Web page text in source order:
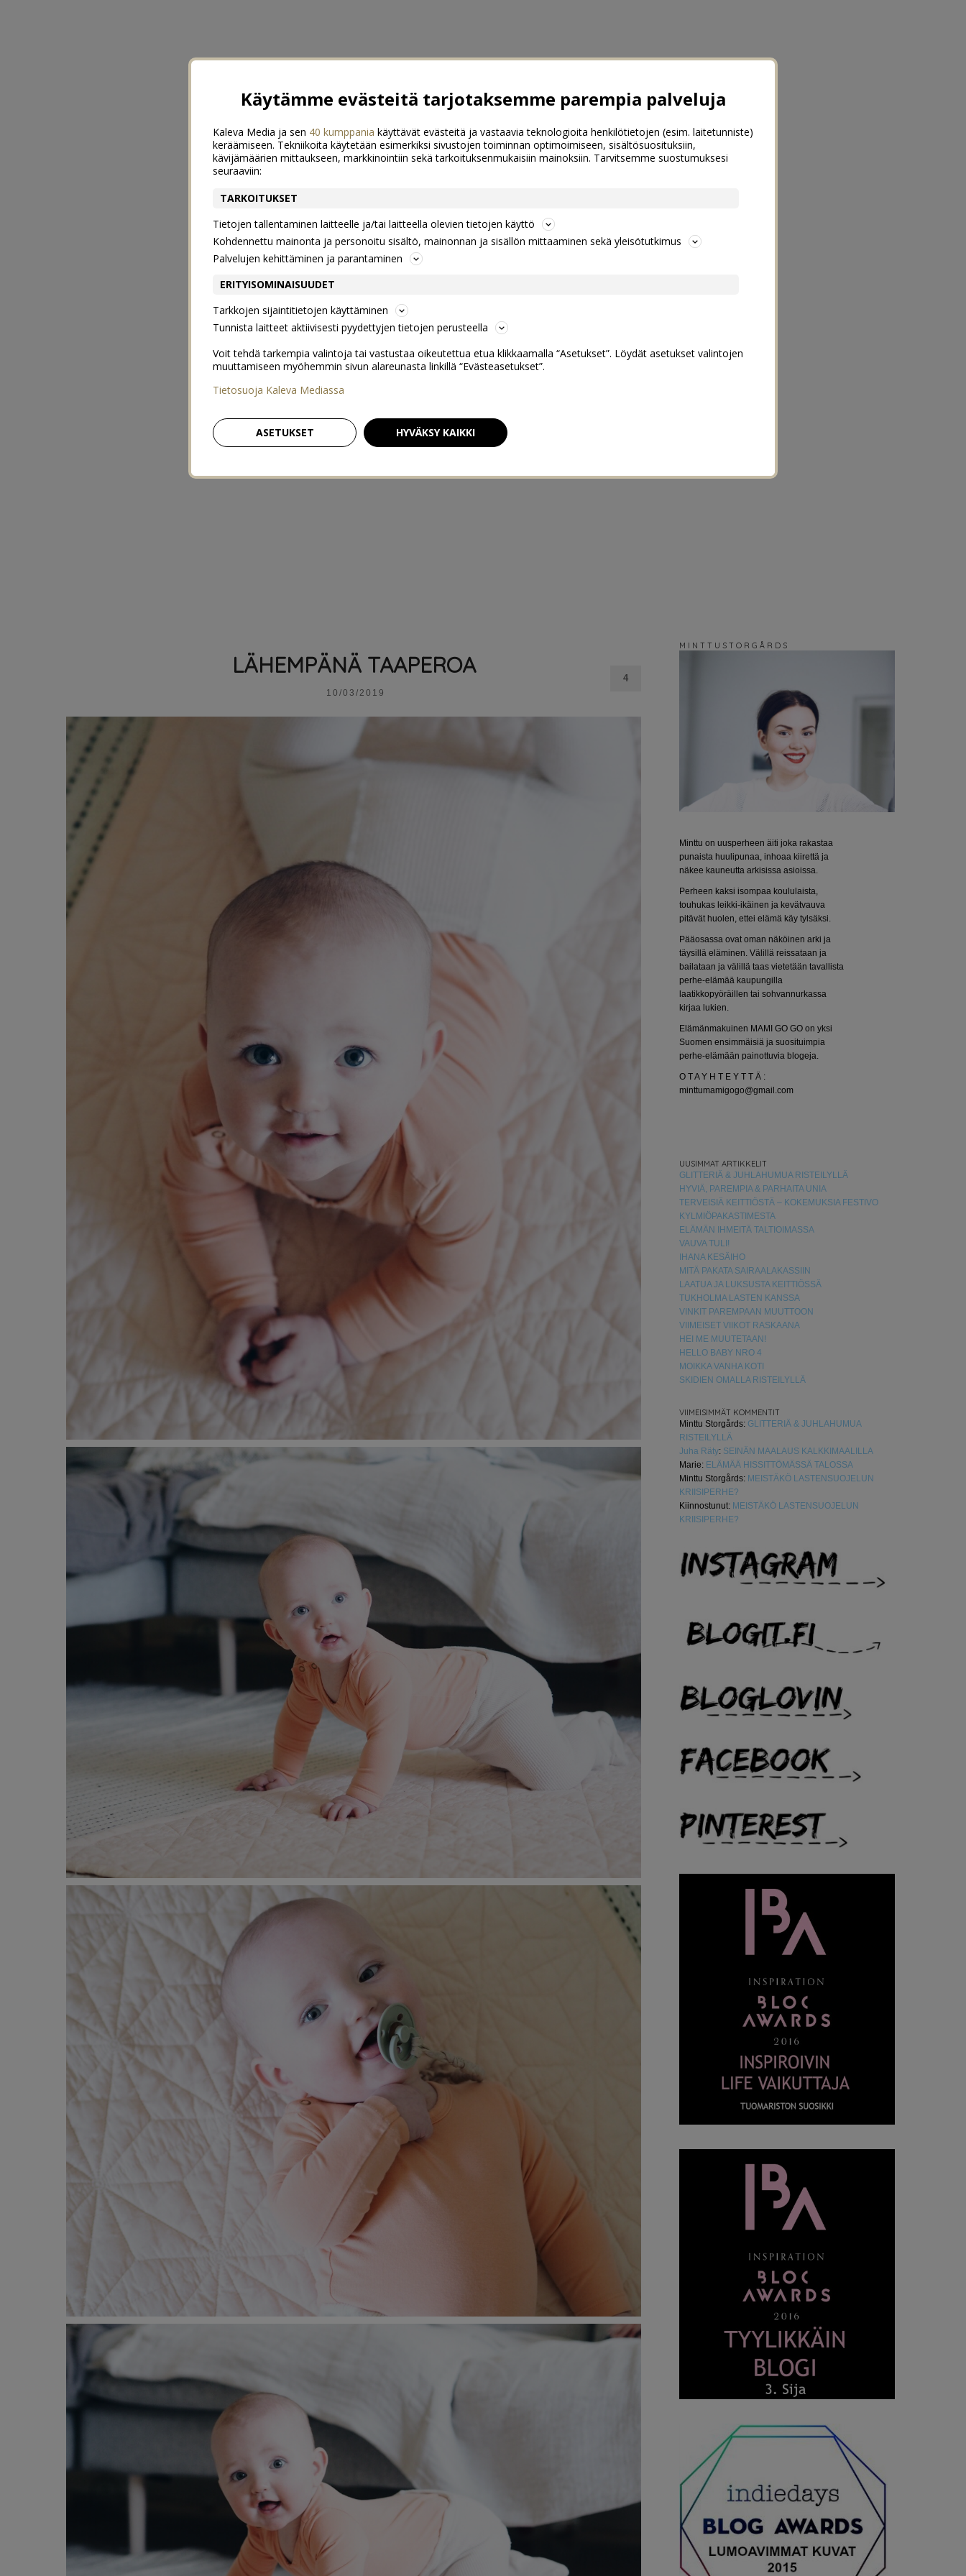
LÄHEMPÄNÄ TAAPEROA
10/03/2019
4
M I N T T U S T O R G Å R D S
Minttu on uusperheen äiti joka rakastaa
punaista huulipunaa, inhoaa kiirettä ja
näkee kauneutta arkisissa asioissa.
Perheen kaksi isompaa koululaista,
touhukas leikki-ikäinen ja kevätvauva
pitävät huolen, ettei elämä käy tylsäksi.
Pääosassa ovat oman näköinen arki ja
täysillä eläminen. Välillä reissataan ja
bailataan ja välillä taas vietetään tavallista
perhe-elämää kaupungilla
laatikkopyöräillen tai sohvannurkassa
kirjaa lukien.
Elämänmakuinen MAMI GO GO on yksi
Suomen ensimmäisiä ja suosituimpia
perhe-elämään painottuvia blogeja.
O T A Y H T E Y T T Ä :
minttumamigogo@gmail.com
UUSIMMAT ARTIKKELIT
GLITTERIÄ & JUHLAHUMUA RISTEILYLLÄ
HYVIÄ, PAREMPIA & PARHAITA UNIA
TERVEISIÄ KEITTIÖSTÄ – KOKEMUKSIA FESTIVO
KYLMIÖPAKASTIMESTA
ELÄMÄN IHMEITÄ TALTIOIMASSA
VAUVA TULI!
IHANA KESÄIHO
MITÄ PAKATA SAIRAALAKASSIIN
LAATUA JA LUKSUSTA KEITTIÖSSÄ
TUKHOLMA LASTEN KANSSA
VINKIT PAREMPAAN MUUTTOON
VIIMEISET VIIKOT RASKAANA
HEI ME MUUTETAAN!
HELLO BABY NRO 4
MOIKKA VANHA KOTI
SKIDIEN OMALLA RISTEILYLLÄ
VIIMEISIMMÄT KOMMENTIT
Minttu Storgårds: GLITTERIÄ & JUHLAHUMUA
RISTEILYLLÄ
Juha Räty: SEINÄN MAALAUS KALKKIMAALILLA
Marie: ELÄMÄÄ HISSITTÖMÄSSÄ TALOSSA
Minttu Storgårds: MEISTÄKÖ LASTENSUOJELUN
KRIISIPERHE?
Kiinnostunut: MEISTÄKÖ LASTENSUOJELUN
KRIISIPERHE?
Käytämme evästeitä tarjotaksemme parempia palveluja
Kaleva Media ja sen 40 kumppania käyttävät evästeitä ja vastaavia teknologioita henkilötietojen (esim. laitetunniste)
keräämiseen. Tekniikoita käytetään esimerkiksi sivustojen toiminnan optimoimiseen, sisältösuosituksiin,
kävijämäärien mittaukseen, markkinointiin sekä tarkoituksenmukaisiin mainoksiin. Tarvitsemme suostumuksesi
seuraaviin:
TARKOITUKSET
Tietojen tallentaminen laitteelle ja/tai laitteella olevien tietojen käyttö
Kohdennettu mainonta ja personoitu sisältö, mainonnan ja sisällön mittaaminen sekä yleisötutkimus
Palvelujen kehittäminen ja parantaminen
ERITYISOMINAISUUDET
Tarkkojen sijaintitietojen käyttäminen
Tunnista laitteet aktiivisesti pyydettyjen tietojen perusteella
Voit tehdä tarkempia valintoja tai vastustaa oikeutettua etua klikkaamalla “Asetukset”. Löydät asetukset valintojen
muuttamiseen myöhemmin sivun alareunasta linkillä “Evästeasetukset”.
Tietosuoja Kaleva Mediassa
ASETUKSET HYVÄKSY KAIKKI